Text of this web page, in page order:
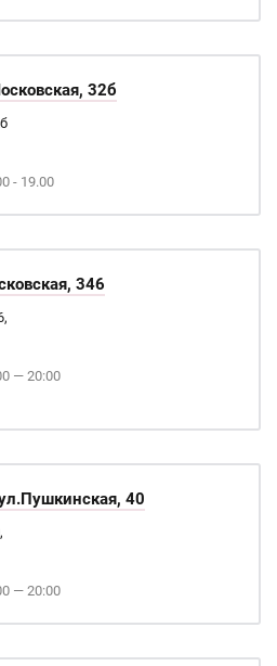
32б
- 19.00
346
— 20:00
40
— 20:00